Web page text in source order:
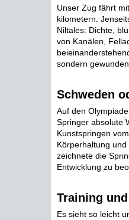
Unser Zug fährt
kilometern.
Niltales: Dichte,
von Kanälen,
sondern
Schweden
Auf den
Springer absolute
Kunstspringen
Körperhaltung
zeichnete die
Entwicklung zu
Training
Es sieht so leicht